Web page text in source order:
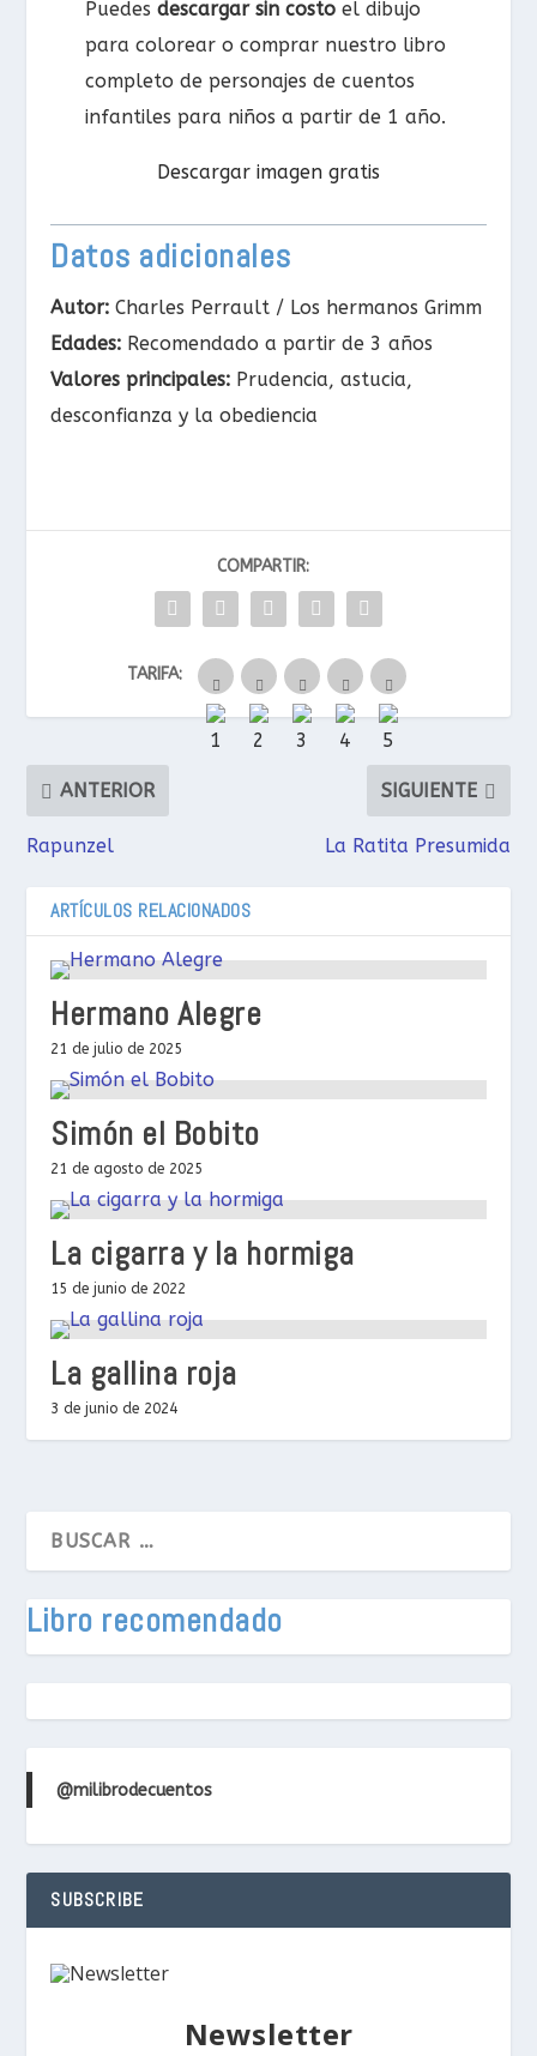
Puedes descargar sin costo el dibujo
para colorear o comprar nuestro libro
completo de personajes de cuentos
infantiles para niños a partir de 1 año.
Descargar imagen gratis
Datos adicionales
Autor: Charles Perrault / Los hermanos Grimm
Edades: Recomendado a partir de 3 años
Valores principales: Prudencia, astucia,
desconfianza y la obediencia
COMPARTIR:
TARIFA:
ANTERIOR
Rapunzel
SIGUIENTE
La Ratita Presumida
ARTÍCULOS RELACIONADOS
Hermano Alegre
21 de julio de 2025
Simón el Bobito
21 de agosto de 2025
La cigarra y la hormiga
15 de junio de 2022
La gallina roja
3 de junio de 2024
Libro recomendado
@milibrodecuentos
SUBSCRIBE
Newsletter